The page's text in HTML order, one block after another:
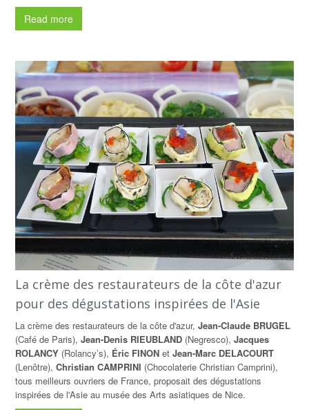
Read more
La crème des restaurateurs de la côte d'azur
pour des dégustations inspirées de l'Asie
La crème des restaurateurs de la côte d'azur, Jean-Claude BRUGEL
(Café de Paris), Jean-Denis RIEUBLAND (Negresco), Jacques
ROLANCY (Rolancy’s), Éric FINON et Jean-Marc DELACOURT
(Lenôtre), Christian CAMPRINI (Chocolaterie Christian Camprini),
tous meilleurs ouvriers de France, proposait des dégustations
inspirées de l'Asie au musée des Arts asiatiques de Nice.